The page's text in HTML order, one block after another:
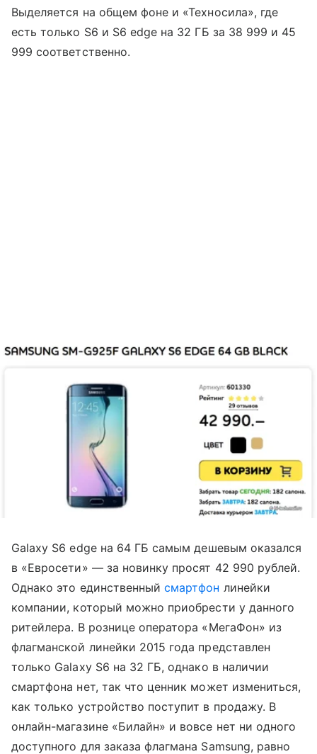
Выделяется на общем фоне и «Техносила», где
есть только S6 и S6 edge на 32 ГБ за 38 999 и 45
999 соответственно.
Galaxy S6 edge на 64 ГБ самым дешевым оказался
в «Евросети» — за новинку просят 42 990 рублей.
Однако это единственныйсмартфон линейки
компании, который можно приобрести у данного
ритейлера. В рознице оператора «МегаФон» из
флагманской линейки 2015 года представлен
только Galaxy S6 на 32 ГБ, однако в наличии
смартфона нет, так что ценник может измениться,
как только устройство поступит в продажу. В
онлайн-магазине «Билайн» и вовсе нет ни одного
доступного для заказа флагмана Samsung, равно